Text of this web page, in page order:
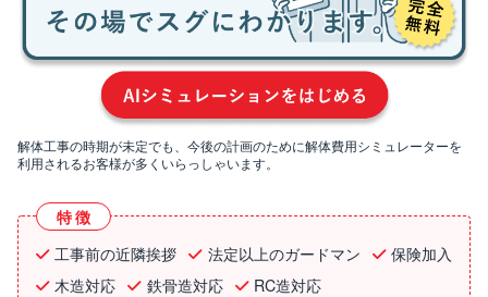
解体工事の時期が未定でも、今後の計画のために解体費用シミュレーターを
利用されるお客様が多くいらっしゃいます。
特徴
工事前の近隣挨拶
法定以上のガードマン
保険加入
木造対応
鉄骨造対応
RC造対応